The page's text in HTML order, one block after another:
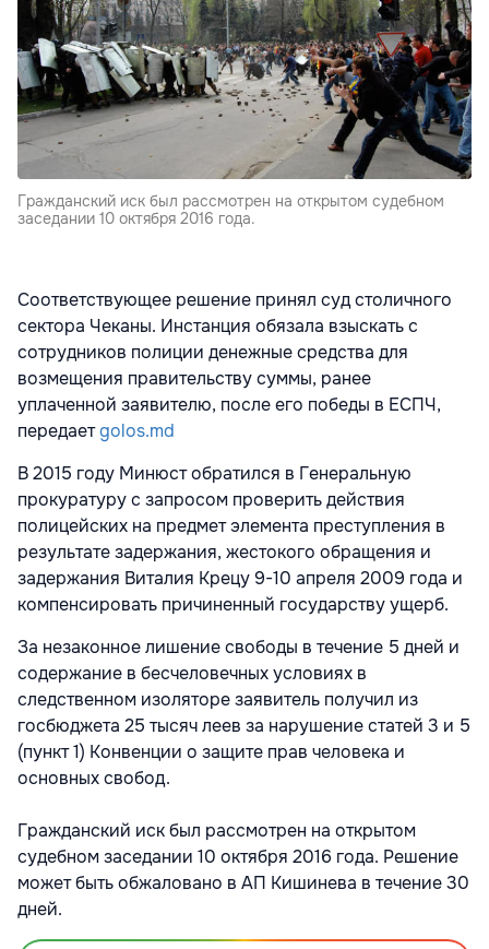
Гражданский иск был рассмотрен на открытом судебном
заседании 10 октября 2016 года.
Соответствующее решение принял суд столичного
сектора Чеканы. Инстанция обязала взыскать с
сотрудников полиции денежные средства для
возмещения правительству суммы, ранее
уплаченной заявителю, после его победы в ЕСПЧ,
передаетgolos.md
В 2015 году Минюст обратился в Генеральную
прокуратуру с запросом проверить действия
полицейских на предмет элемента преступления в
результате задержания, жестокого обращения и
задержания Виталия Крецу 9-10 апреля 2009 года и
компенсировать причиненный государству ущерб.
За незаконное лишение свободы в течение 5 дней и
содержание в бесчеловечных условиях в
следственном изоляторе заявитель получил из
госбюджета 25 тысяч леев за нарушение статей 3 и 5
(пункт 1) Конвенции о защите прав человека и
основных свобод.
Гражданский иск был рассмотрен на открытом
судебном заседании 10 октября 2016 года. Решение
может быть обжаловано в АП Кишинева в течение 30
дней.